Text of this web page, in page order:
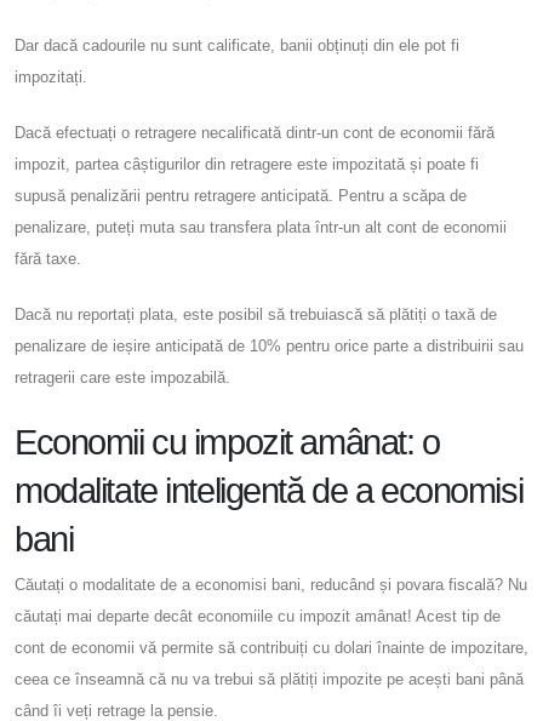
Dar dacă cadourile nu sunt calificate, banii obținuți din ele pot fi
impozitați.
Dacă efectuați o retragere necalificată dintr-un cont de economii fără
impozit, partea câștigurilor din retragere este impozitată și poate fi
supusă penalizării pentru retragere anticipată. Pentru a scăpa de
penalizare, puteți muta sau transfera plata într-un alt cont de economii
fără taxe.
Dacă nu reportați plata, este posibil să trebuiască să plătiți o taxă de
penalizare de ieșire anticipată de 10% pentru orice parte a distribuirii sau
retragerii care este impozabilă.
Economii cu impozit amânat: o
modalitate inteligentă de a economisi
bani
Căutați o modalitate de a economisi bani, reducând și povara fiscală? Nu
căutați mai departe decât economiile cu impozit amânat! Acest tip de
cont de economii vă permite să contribuiți cu dolari înainte de impozitare,
ceea ce înseamnă că nu va trebui să plătiți impozite pe acești bani până
când îi veți retrage la pensie.